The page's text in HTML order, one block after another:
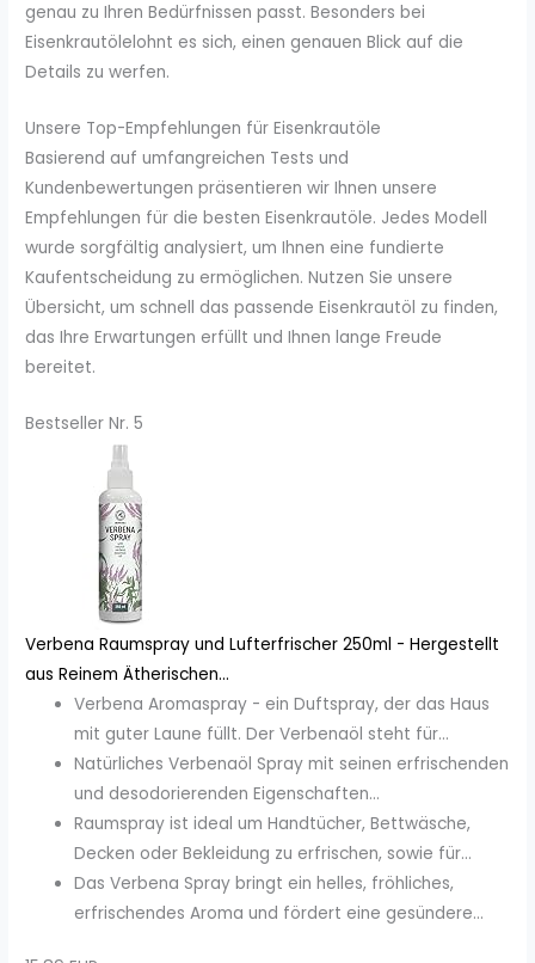
genau zu Ihren Bedürfnissen passt. Besonders bei
Eisenkrautölelohnt es sich, einen genauen Blick auf die
Details zu werfen.
Unsere Top-Empfehlungen für Eisenkrautöle
Basierend auf umfangreichen Tests und
Kundenbewertungen präsentieren wir Ihnen unsere
Empfehlungen für die besten Eisenkrautöle. Jedes Modell
wurde sorgfältig analysiert, um Ihnen eine fundierte
Kaufentscheidung zu ermöglichen. Nutzen Sie unsere
Übersicht, um schnell das passende Eisenkrautöl zu finden,
das Ihre Erwartungen erfüllt und Ihnen lange Freude
bereitet.
Bestseller Nr. 5
Verbena Raumspray und Lufterfrischer 250ml - Hergestellt
aus Reinem Ätherischen...
Verbena Aromaspray - ein Duftspray, der das Haus
mit guter Laune füllt. Der Verbenaöl steht für...
Natürliches Verbenaöl Spray mit seinen erfrischenden
und desodorierenden Eigenschaften...
Raumspray ist ideal um Handtücher, Bettwäsche,
Decken oder Bekleidung zu erfrischen, sowie für...
Das Verbena Spray bringt ein helles, fröhliches,
erfrischendes Aroma und fördert eine gesündere...